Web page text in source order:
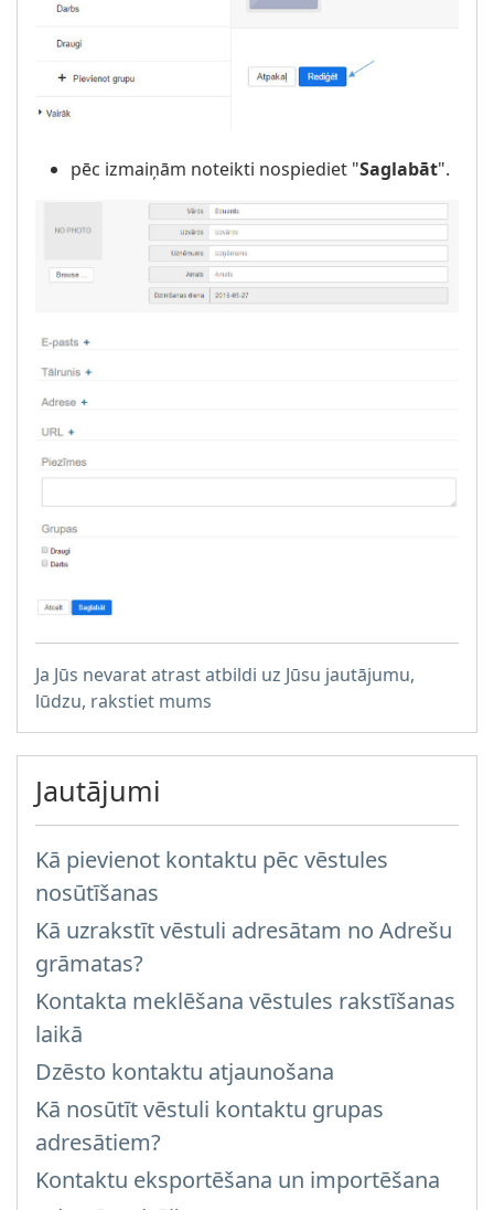
pēc izmaiņām noteikti nospiediet "Saglabāt".
Ja Jūs nevarat atrast atbildi uz Jūsu jautājumu,
lūdzu, rakstiet mums
Jautājumi
Kā pievienot kontaktu pēc vēstules
nosūtīšanas
Kā uzrakstīt vēstuli adresātam no Adrešu
grāmatas?
Kontakta meklēšana vēstules rakstīšanas
laikā
Dzēsto kontaktu atjaunošana
Kā nosūtīt vēstuli kontaktu grupas
adresātiem?
Kontaktu eksportēšana un importēšana